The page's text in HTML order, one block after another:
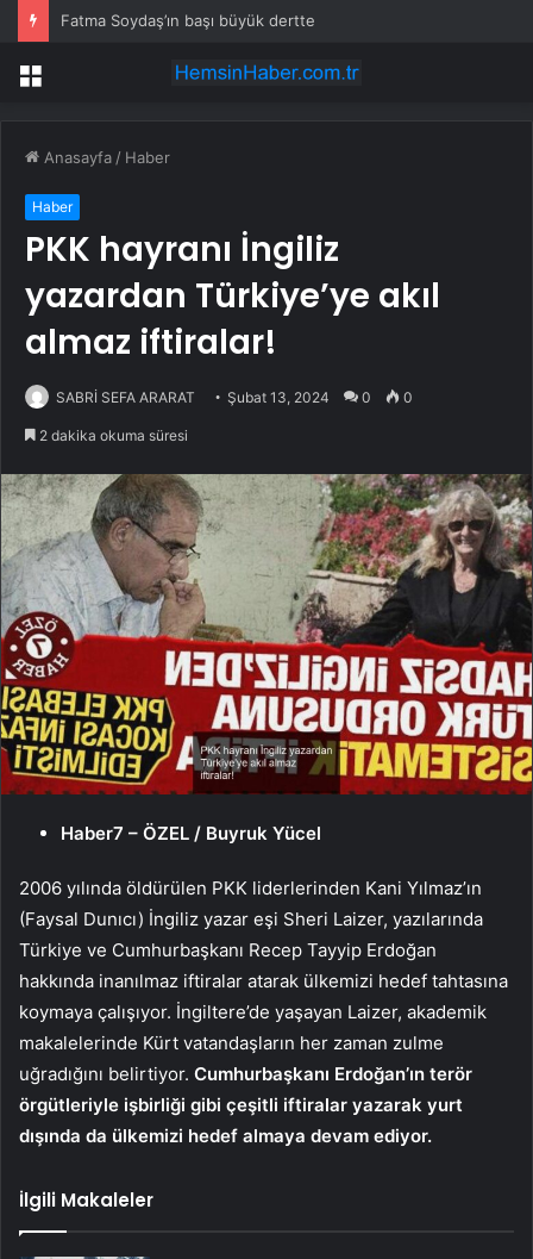
Fatma Soydaş’ın başı büyük dertte
Menü
Anasayfa / Haber
Haber
PKK hayranı İngiliz
yazardan Türkiye’ye akıl
almaz iftiralar!
SABRİ SEFA ARARAT Şubat 13, 2024 0 0
2 dakika okuma süresi
Haber7 – ÖZEL / Buyruk Yücel
2006 yılında öldürülen PKK liderlerinden Kani Yılmaz’ın
(Faysal Dunıcı) İngiliz yazar eşi Sheri Laizer, yazılarında
Türkiye ve Cumhurbaşkanı Recep Tayyip Erdoğan
hakkında inanılmaz iftiralar atarak ülkemizi hedef tahtasına
koymaya çalışıyor. İngiltere’de yaşayan Laizer, akademik
makalelerinde Kürt vatandaşların her zaman zulme
uğradığını belirtiyor. Cumhurbaşkanı Erdoğan’ın terör
örgütleriyle işbirliği gibi çeşitli iftiralar yazarak yurt
dışında da ülkemizi hedef almaya devam ediyor.
İlgili Makaleler